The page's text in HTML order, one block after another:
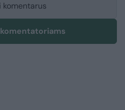
komentarus